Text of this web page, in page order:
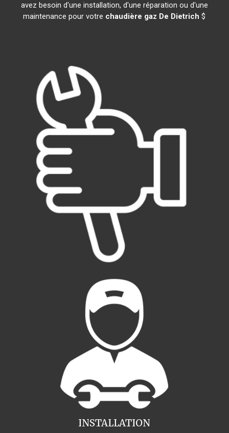
avez besoin d'une installation, d'une réparation ou d'une
maintenance pour votre chaudière gaz De Dietrich $
INSTALLATION